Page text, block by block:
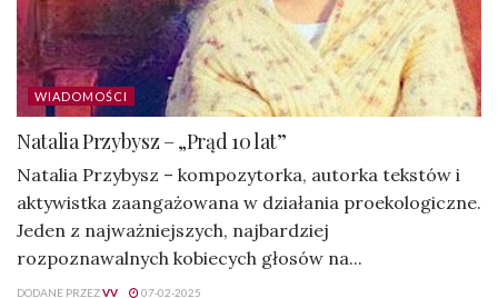
WIADOMOŚCI
Natalia Przybysz – „Prąd 10 lat”
Natalia Przybysz – kompozytorka, autorka tekstów i
aktywistka zaangażowana w działania proekologiczne.
Jeden z najważniejszych, najbardziej
rozpoznawalnych kobiecych głosów na...
DODANE PRZEZVV 07-02-2025